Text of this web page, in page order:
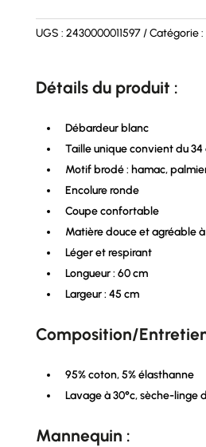
UGS : 2430000011597 Catégorie :
Détails du produit :
Débardeur blanc
Taille unique convient du 34
Motif brodé : hamac,
Encolure ronde
Coupe confortable
Matière douce et agréable
Léger et respirant
Longueur : 60 cm
Largeur : 45 cm
Composition/
95% coton, 5% élasthanne
Lavage à 30°c, sèche-linge
Mannequin :